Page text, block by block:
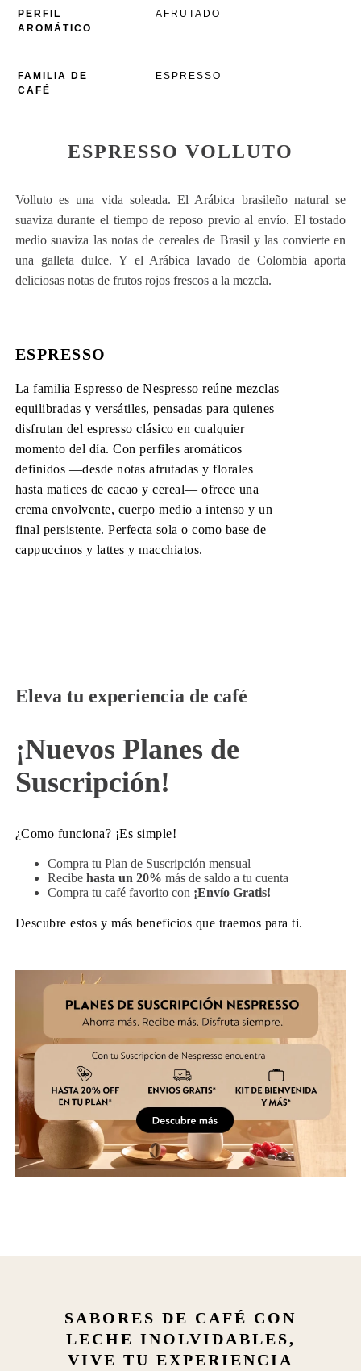
PERFIL
AROMÁTICO
AFRUTADO
FAMILIA DE
CAFÉ
ESPRESSO
ESPRESSO VOLLUTO
Volluto es una vida soleada. El Arábica brasileño natural se
suaviza durante el tiempo de reposo previo al envío. El tostado
medio suaviza las notas de cereales de Brasil y las convierte en
una galleta dulce. Y el Arábica lavado de Colombia aporta
deliciosas notas de frutos rojos frescos a la mezcla.
ESPRESSO
La familia Espresso de Nespresso reúne mezclas
equilibradas y versátiles, pensadas para quienes
disfrutan del espresso clásico en cualquier
momento del día. Con perfiles aromáticos
definidos —desde notas afrutadas y florales
hasta matices de cacao y cereal— ofrece una
crema envolvente, cuerpo medio a intenso y un
final persistente. Perfecta sola o como base de
cappuccinos y lattes y macchiatos.
Eleva tu experiencia de café
¡Nuevos Planes de
Suscripción!
¿Como funciona? ¡Es simple!
Compra tu Plan de Suscripción mensual
Recibe hasta un 20% más de saldo a tu cuenta
Compra tu café favorito con ¡Envío Gratis!
Descubre estos y más beneficios que traemos para ti.
SABORES DE CAFÉ CON
LECHE INOLVIDABLES,
VIVE TU EXPERIENCIA